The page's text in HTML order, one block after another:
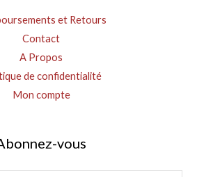
et Retours
Contact
A Propos
de confidentialité
Mon compte
vous